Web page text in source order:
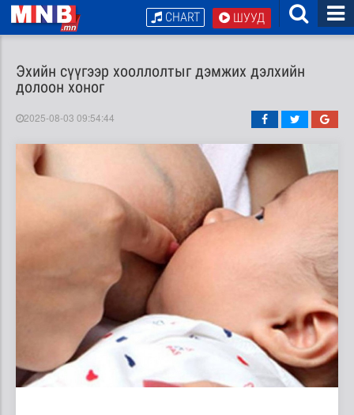
ШУУД
CHART
Эхийн сүүгээр хооллолтыг дэмжих дэлхийн
долоон хоног
2025-08-03 09:54:44